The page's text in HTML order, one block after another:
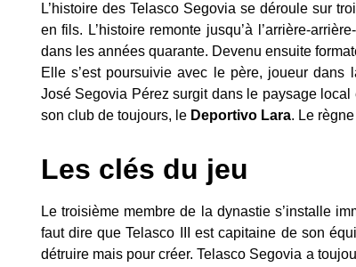
L’histoire des Telasco Segovia se déroule sur
en fils. L’histoire remonte jusqu’à l’arrière-
dans les années quarante. Devenu ensuite
Elle s’est poursuivie avec le père, joueur dans
José Segovia Pérez surgit dans le paysage
son club de toujours, le Deportivo Lara. Le
Les clés du jeu
Le troisième membre de la dynastie s’installe
faut dire que Telasco III est capitaine de son
détruire mais pour créer. Telasco Segovia a